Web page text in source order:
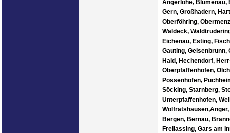
Angerlohe, Blumenau,
Gern, Großhadern,
Oberföhring,
Waldeck,
Eichenau, Esting,
Gauting, Geisenbrunn,
Haid, Hechendorf,
Oberpfaffenhofen,
Possenhofen,
Söcking, Starnberg,
Unterpfaffenhofen,
Bergen, Bernau,
Freilassing, Gars am